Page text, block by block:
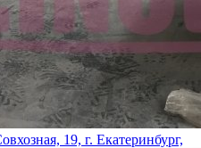
19, г. Екатеринбург,